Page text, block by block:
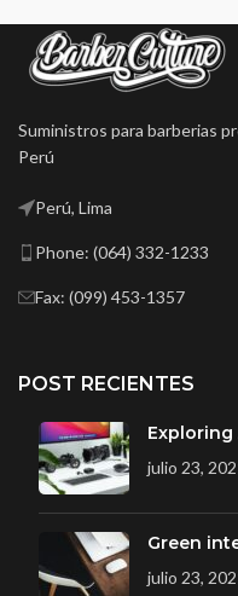
Suministros para barberias
Perú
Perú, Lima
Phone: (064) 332-1233
Fax: (099) 453-1357
POST RECIENTES
Exploring
julio 23,
Green
julio 23,